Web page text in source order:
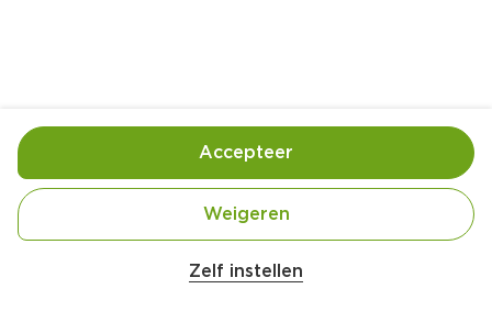
1 schijf ananas
2 plakjes achterhamZelf instellen
Weigeren
Accepteer